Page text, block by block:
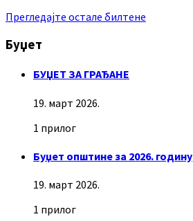
Прегледајте остале билтене
Буџет
БУЏЕТ ЗА ГРАЂАНЕ
19. март 2026.
1 прилог
Буџет општине за 2026. годину
19. март 2026.
1 прилог